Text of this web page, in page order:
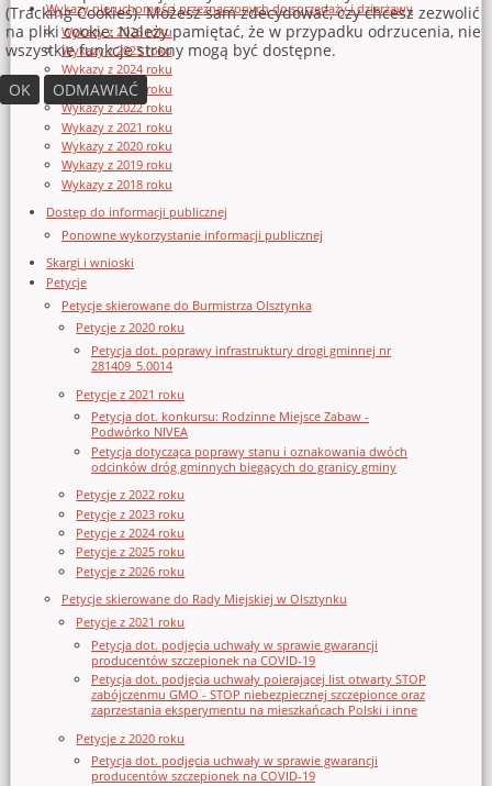
Wykazy nieruchomości przeznaczonych do sprzedaży i dzierżawy
Wykazy z 2026 roku
Wykazy z 2025 roku
Wykazy z 2024 roku
Wykazy z 2023 roku
Wykazy z 2022 roku
Wykazy z 2021 roku
Wykazy z 2020 roku
Wykazy z 2019 roku
Wykazy z 2018 roku
Dostęp do informacji publicznej
Ponowne wykorzystanie informacji publicznej
Skargi i wnioski
Petycje
Petycje skierowane do Burmistrza Olsztynka
Petycje z 2020 roku
Petycja dot. poprawy infrastruktury drogi gminnej nr
281409_5.0014
Petycje z 2021 roku
Petycja dot. konkursu: Rodzinne Miejsce Zabaw -
Podwórko NIVEA
Petycja dotycząca poprawy stanu i oznakowania dwóch
odcinków dróg gminnych biegących do granicy gminy
Petycje z 2022 roku
Petycje z 2023 roku
Petycje z 2024 roku
Petycje z 2025 roku
Petycje z 2026 roku
Petycje skierowane do Rady Miejskiej w Olsztynku
Petycje z 2021 roku
Petycja dot. podjęcia uchwały w sprawie gwarancji
producentów szczepionek na COVID-19
Petycja dot. podjęcia uchwały poierającej list otwarty STOP
zabójczenmu GMO - STOP niebezpiecznej szczepionce oraz
zaprzestania eksperymentu na mieszkańcach Polski i inne
Petycje z 2020 roku
Petycja dot. podjęcia uchwały w sprawie gwarancji
producentów szczepionek na COVID-19
(Tracking Cookies). Możesz sam zdecydować, czy chcesz zezwolić
na pliki cookie. Należy pamiętać, że w przypadku odrzucenia, nie
wszystkie funkcje strony mogą być dostępne.
OK
ODMAWIAĆ